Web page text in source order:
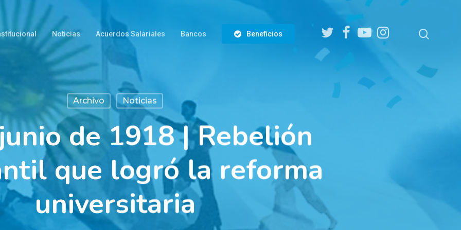
Noticias Acuerdos Salariales Bancos Beneficios
twitter facebookyoutubeinstagram
Archivo Noticias
de 1918 | Rebelión
que logró la reforma
universitaria